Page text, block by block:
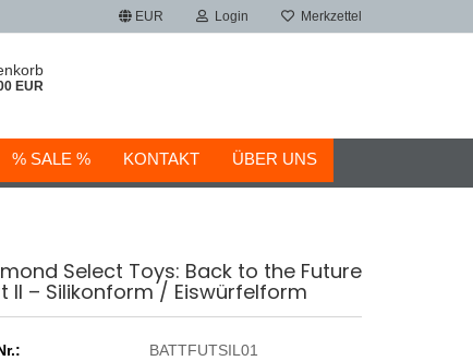
EUR Login Merkzettel
EUR
% SALE % KONTAKT ÜBER UNS
Select Toys: Back to the Future
II – Silikonform / Eiswürfelform
BATTFUTSIL01